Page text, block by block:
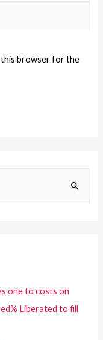
this browser for the
one to costs on
Liberated to fill